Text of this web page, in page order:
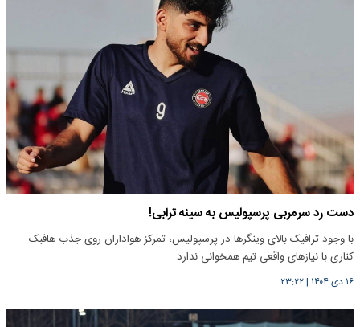
دست رد سرمربی پرسپولیس به سینه ترابی!
با وجود ترافیک بالای وینگرها در پرسپولیس، تمرکز هواداران روی جذب هافبک
کناری با نیازهای واقعی تیم همخوانی ندارد.
۱۶ دی ۱۴۰۴ |۲۳:۲۲